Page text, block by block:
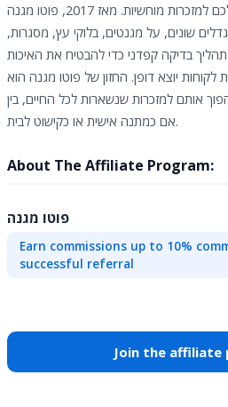
הופך את הזיכרונות היקרים שלכם למזכרות מוחשיות. מאז 2017, פוטו מגנה
שונים, על מגנטים, בלוקי עץ, מסגרות,
בדיקה קפדני כדי להבטיח את האיכות
לקוחות יוצא דופן. החזון של פוטו מגנה הוא
אותם למזכרות שנשארות לכל החיים, בין
אם כמתנה אישית או כקישוט לבית.
About The Affiliate Program:
פוטו מגנה
Earn commissions up to 10%
successful referral
Join the affiliate